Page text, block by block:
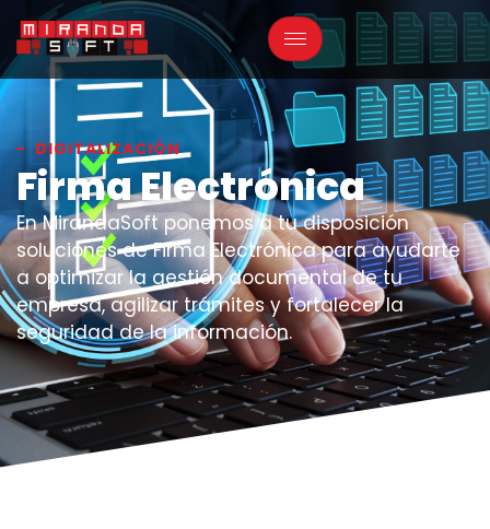
DIGITALIZACIÓN
Firma Electrónica
En MirandaSoft ponemos a tu disposición
soluciones de Firma Electrónica para ayudarte
a optimizar la gestión documental de tu
empresa, agilizar trámites y fortalecer la
seguridad de la información.